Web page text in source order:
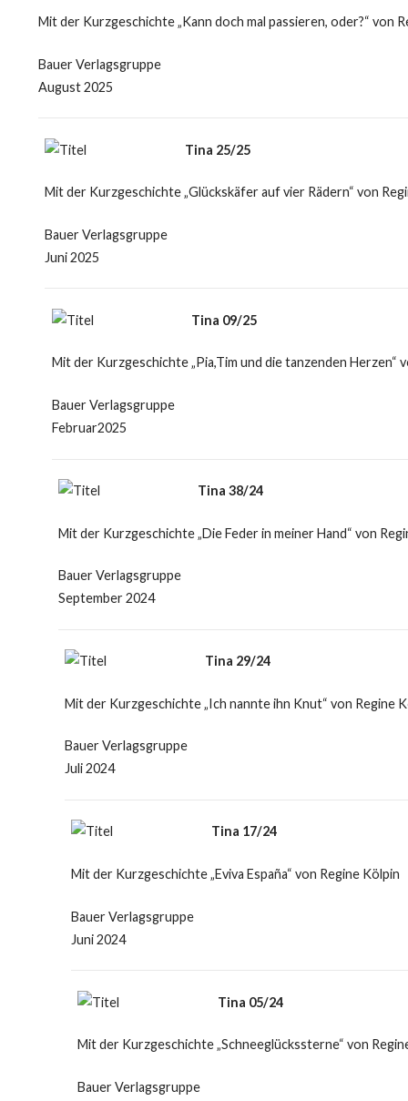
Mit der Kurzgeschichte „Kann doch mal passieren, oder?“ von
Bauer Verlagsgruppe
August 2025
Tina 25/25
Mit der Kurzgeschichte „Glückskäfer auf vier Rädern“ von
Bauer Verlagsgruppe
Juni 2025
Tina 09/25
Mit der Kurzgeschichte „Pia,Tim und die tanzenden Herzen“
Bauer Verlagsgruppe
Februar2025
Tina 38/24
Mit der Kurzgeschichte „Die Feder in meiner Hand“ von
Bauer Verlagsgruppe
September 2024
Tina 29/24
Mit der Kurzgeschichte „Ich nannte ihn Knut“ von Regine
Bauer Verlagsgruppe
Juli 2024
Tina 17/24
Mit der Kurzgeschichte „Eviva España“ von Regine Kölpin
Bauer Verlagsgruppe
Juni 2024
Tina 05/24
Mit der Kurzgeschichte „Schneeglückssterne“ von
Bauer Verlagsgruppe